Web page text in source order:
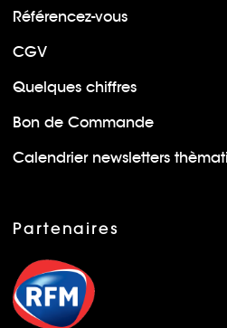
Référencez-vous
CGV
Quelques chiffres
Bon de Commande
Calendrier newsletters
Partenaires